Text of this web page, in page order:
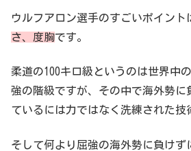
ウルフアロン選手のすごいポイント
さ、度胸です。
柔道の100キロ級というのは世界中
強の階級ですが、その中で海外勢に
ているには力ではなく洗練された技
そして何より屈強の海外勢に負けず